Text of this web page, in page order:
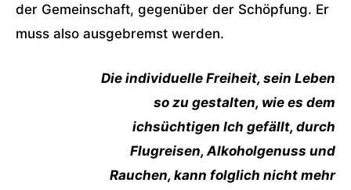
der Gemeinschaft, gegenüber der Schöpfung. Er
muss also ausgebremst werden.
Die individuelle Freiheit, sein Leben
so zu gestalten, wie es dem
ichsüchtigen Ich gefällt, durch
Flugreisen, Alkoholgenuss und
Rauchen, kann folglich nicht mehr